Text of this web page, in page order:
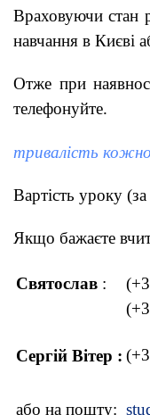
Враховуючи стан
навчання в Києві
Отже при
телефонуйте.
тривалість
Вартість уроку
Якщо бажаєте
Святослав :
Сергій Вітер :
або на пошту: